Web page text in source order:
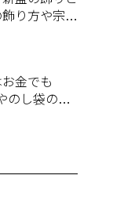
り方や宗派
！
金でも
のし袋の書